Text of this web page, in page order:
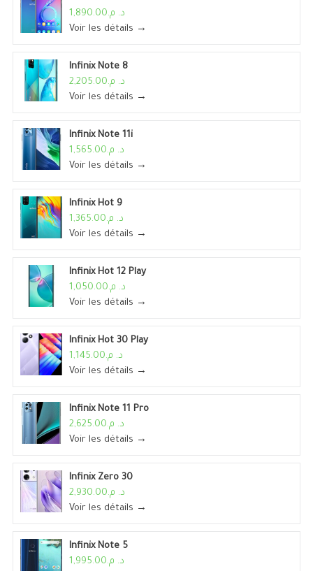
د. م.1,890.00
Voir les détails →
Infinix Note 8
د. م.2,205.00
Voir les détails →
Infinix Note 11i
د. م.1,565.00
Voir les détails →
Infinix Hot 9
د. م.1,365.00
Voir les détails →
Infinix Hot 12 Play
د. م.1,050.00
Voir les détails →
Infinix Hot 30 Play
د. م.1,145.00
Voir les détails →
Infinix Note 11 Pro
د. م.2,625.00
Voir les détails →
Infinix Zero 30
د. م.2,930.00
Voir les détails →
Infinix Note 5
د. م.1,995.00